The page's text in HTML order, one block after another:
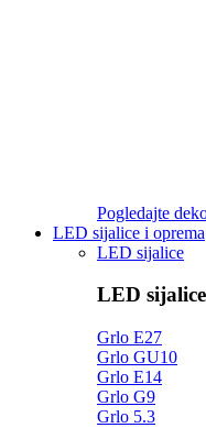
Pogledajte
LED sijalice i oprema
LED sijalice
LED sijalice
Grlo E27
Grlo GU10
Grlo E14
Grlo G9
Grlo 5.3